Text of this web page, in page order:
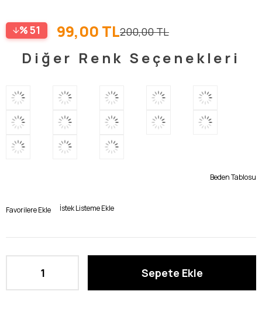
51 200,00 TL
99,00 TL
Diğer Renk Seçenekleri
Beden Tablosu
Favorilere Ekle İstek Listeme Ekle